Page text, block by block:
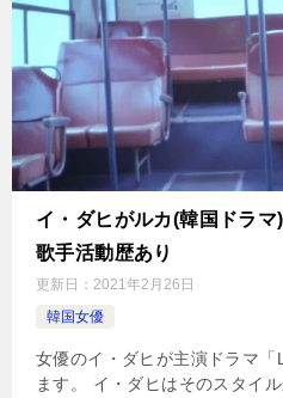
イ・ダヒがルカ(韓国ドラ
歌手活動歴あり
更新日： 2021年2月26日
韓国女優
女優のイ・ダヒが主演ドラマ
ます。 イ・ダヒはそのスタイ